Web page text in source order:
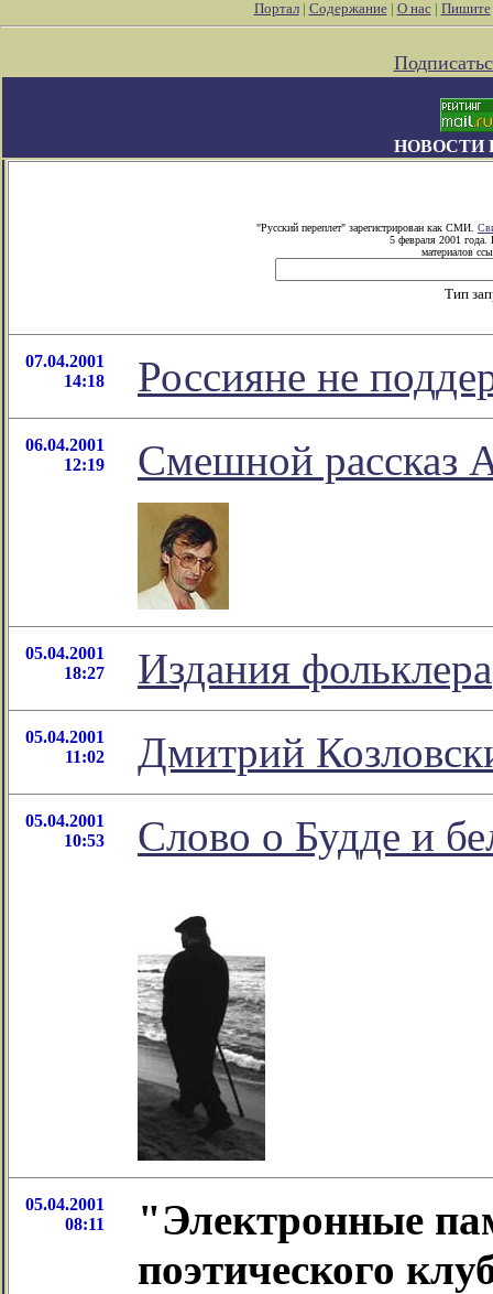
Портал| Содержание| О нас| Пишите
НОВОСТИ
"Русский переплет" зарегистрирован как СМИ.
5 февраля 2001 года.
материалов
Тип
07.04.2001
14:18
Россияне не
06.04.2001
12:19
Смешной рассказ
05.04.2001
18:27
Издания фольклера
05.04.2001
11:02
Дмитрий
05.04.2001
10:53
Слово о Будде и
05.04.2001
08:11
"Электронные
поэтического